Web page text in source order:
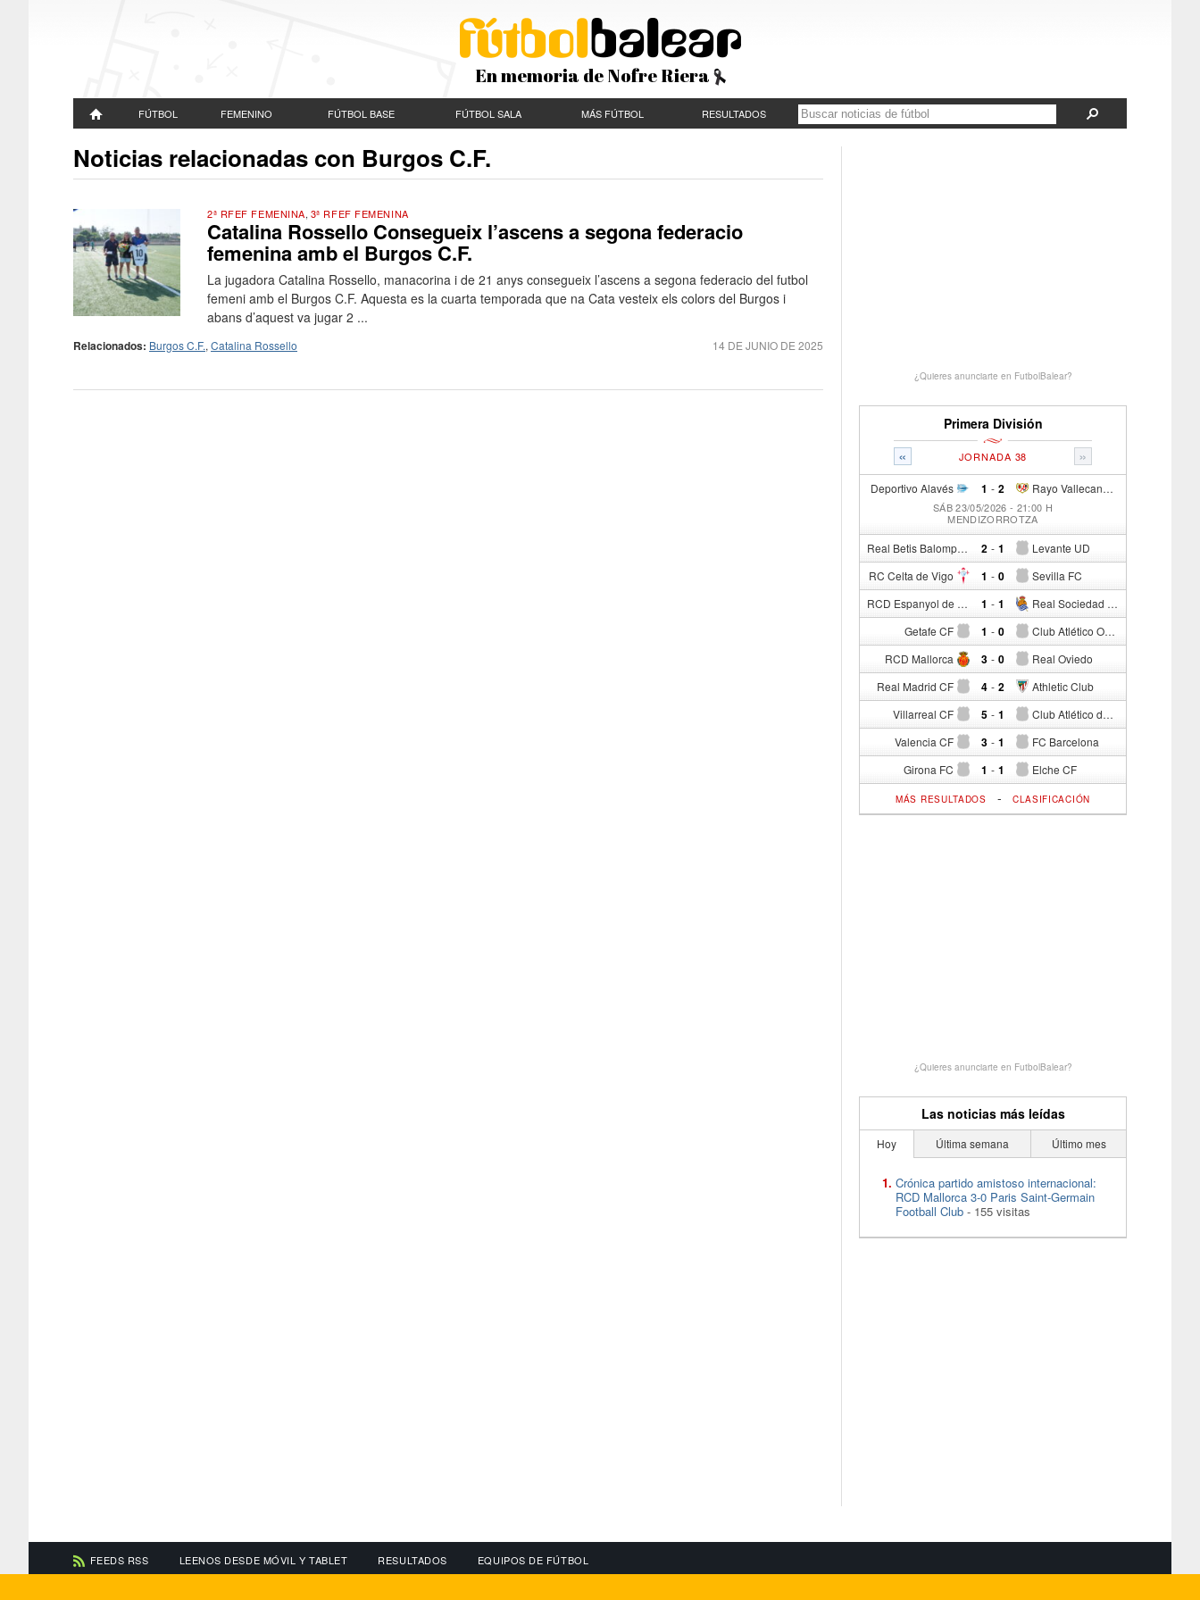
En memoria de Nofre Riera
FÚTBOL FEMENINO FÚTBOL BASE FÚTBOL SALA MÁS FÚTBOL RESULTADOS
Noticias relacionadas con Burgos C.F.
2ª RFEF FEMENINA, 3ª RFEF FEMENINA
Catalina Rossello Consegueix l’ascens a segona federacio
femenina amb el Burgos C.F.
La jugadora Catalina Rossello, manacorina i de 21 anys consegueix l’ascens a segona federacio del futbol
femeni amb el Burgos C.F. Aquesta es la cuarta temporada que na Cata vesteix els colors del Burgos i
abans d’aquest va jugar 2 ...
14 DE JUNIO DE 2025
Relacionados: Burgos C.F., Catalina Rossello
¿Quieres anunciarte en FutbolBalear?
Primera División
« »
JORNADA 38
Deportivo Alavés 1 - Rayo Vallecano de Madrid
2
SÁB 23/05/2026 - 21:00 H
MENDIZORROTZA
Real Betis Balompié 2 - Levante UD
1
RC Celta de Vigo 1 - Sevilla FC
0
RCD Espanyol de Barcelona 1 - Real Sociedad de Fútbol
1
Getafe CF 1 - Club Atlético Osasuna
0
RCD Mallorca 3 - Real Oviedo
0
Real Madrid CF 4 - Athletic Club
2
Villarreal CF 5 - Club Atlético de Madrid
1
Valencia CF 3 - FC Barcelona
1
Girona FC 1 - Elche CF
1
MÁS RESULTADOS - CLASIFICACIÓN
¿Quieres anunciarte en FutbolBalear?
Las noticias más leídas
Hoy Última semana Último mes
Crónica partido amistoso internacional:
RCD Mallorca 3-0 Paris Saint-Germain
Football Club - 155 visitas
FEEDS RSS LEENOS DESDE MÓVIL Y TABLET RESULTADOS EQUIPOS DE FÚTBOL